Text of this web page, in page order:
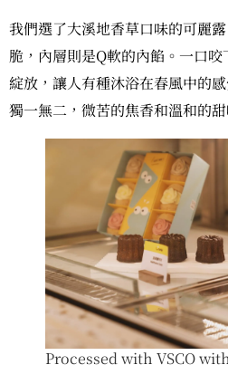
我們選了大溪地香草口味的可麗
脆，內層則是Q軟的內餡。一口
綻放，讓人有種沐浴在春風中的
獨一無二，微苦的焦香和溫和的
Processed with VSCO